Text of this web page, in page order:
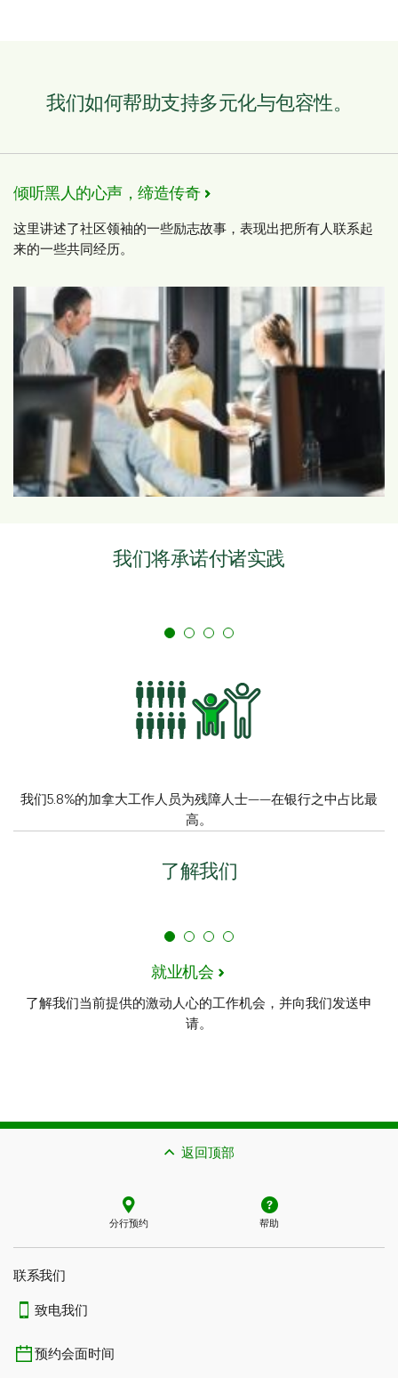
我们如何帮助支持多元化与包容性。
倾听黑人的心声，缔造传奇
这里讲述了社区领袖的一些励志故事，表现出把所有人联系起
来的一些共同经历。
我们将承诺付诸实践
我们5.8%的加拿大工作人员为残障人士——在银行之中占比最
高。
了解我们
就业机会
了解我们当前提供的激动人心的工作机会，并向我们发送申
请。
返回顶部
分行预约 帮助
联系我们​​​​​​​
致电我们
预约会面时间